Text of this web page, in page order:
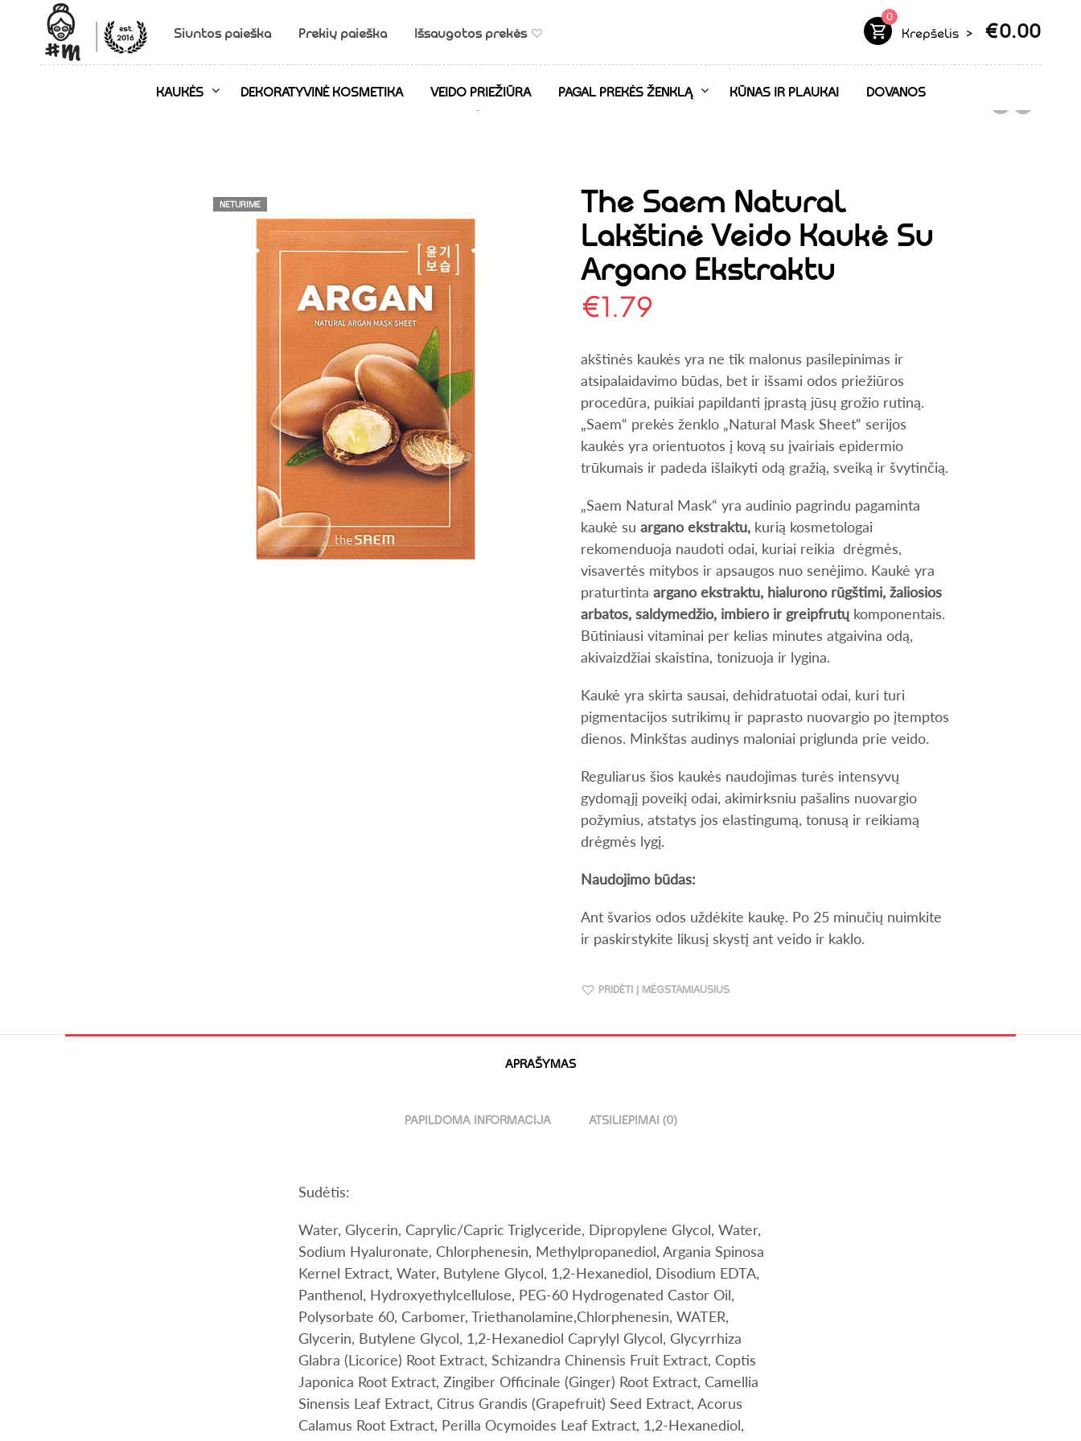
Siuntos paieška Prekių paieška Išsaugotos prekės
0
Krepšelis > €0.00
KAUKĖS DEKORATYVINĖ KOSMETIKA VEIDO PRIEŽIŪRA PAGAL PREKĖS ŽENKLĄ KŪNAS IR PLAUKAI DOVANOS
NETURIME
The Saem Natural
Lakštinė Veido Kaukė Su
Argano Ekstraktu
€1.79
akštinės kaukės yra ne tik malonus pasilepinimas ir
atsipalaidavimo būdas, bet ir išsami odos priežiūros
procedūra, puikiai papildanti įprastą jūsų grožio rutiną.
„Saem“ prekės ženklo „Natural Mask Sheet“ serijos
kaukės yra orientuotos į kovą su įvairiais epidermio
trūkumais ir padeda išlaikyti odą gražią, sveiką ir švytinčią.
„Saem Natural Mask“ yra audinio pagrindu pagaminta
kaukė su argano ekstraktu, kurią kosmetologai
rekomenduoja naudoti odai, kuriai reikia drėgmės,
visavertės mitybos ir apsaugos nuo senėjimo. Kaukė yra
praturtinta argano ekstraktu, hialurono rūgštimi, žaliosios
arbatos, saldymedžio, imbiero ir greipfrutų komponentais.
Būtiniausi vitaminai per kelias minutes atgaivina odą,
akivaizdžiai skaistina, tonizuoja ir lygina.
Kaukė yra skirta sausai, dehidratuotai odai, kuri turi
pigmentacijos sutrikimų ir paprasto nuovargio po įtemptos
dienos. Minkštas audinys maloniai priglunda prie veido.
Reguliarus šios kaukės naudojimas turės intensyvų
gydomąjį poveikį odai, akimirksniu pašalins nuovargio
požymius, atstatys jos elastingumą, tonusą ir reikiamą
drėgmės lygį.
Naudojimo būdas:
Ant švarios odos uždėkite kaukę. Po 25 minučių nuimkite
ir paskirstykite likusį skystį ant veido ir kaklo.
PRIDĖTI Į MĖGSTAMIAUSIUS
APRAŠYMAS
PAPILDOMA INFORMACIJA ATSILIEPIMAI (0)
Sudėtis:
Water, Glycerin, Caprylic/Capric Triglyceride, Dipropylene Glycol, Water,
Sodium Hyaluronate, Chlorphenesin, Methylpropanediol, Argania Spinosa
Kernel Extract, Water, Butylene Glycol, 1,2-Hexanediol, Disodium EDTA,
Panthenol, Hydroxyethylcellulose, PEG-60 Hydrogenated Castor Oil,
Polysorbate 60, Carbomer, Triethanolamine,Chlorphenesin, WATER,
Glycerin, Butylene Glycol, 1,2-Hexanediol Caprylyl Glycol, Glycyrrhiza
Glabra (Licorice) Root Extract, Schizandra Chinensis Fruit Extract, Coptis
Japonica Root Extract, Zingiber Officinale (Ginger) Root Extract, Camellia
Sinensis Leaf Extract, Citrus Grandis (Grapefruit) Seed Extract, Acorus
Calamus Root Extract, Perilla Ocymoides Leaf Extract, 1,2-Hexanediol,